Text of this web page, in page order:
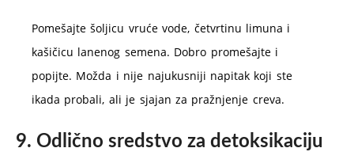
Pomešajte šoljicu vruće vode, četvrtinu limuna i
kašičicu lanenog semena. Dobro promešajte i
popijte. Možda i nije najukusniji napitak koji ste
ikada probali, ali je sjajan za pražnjenje creva.
9. Odlično sredstvo za detoksikaciju